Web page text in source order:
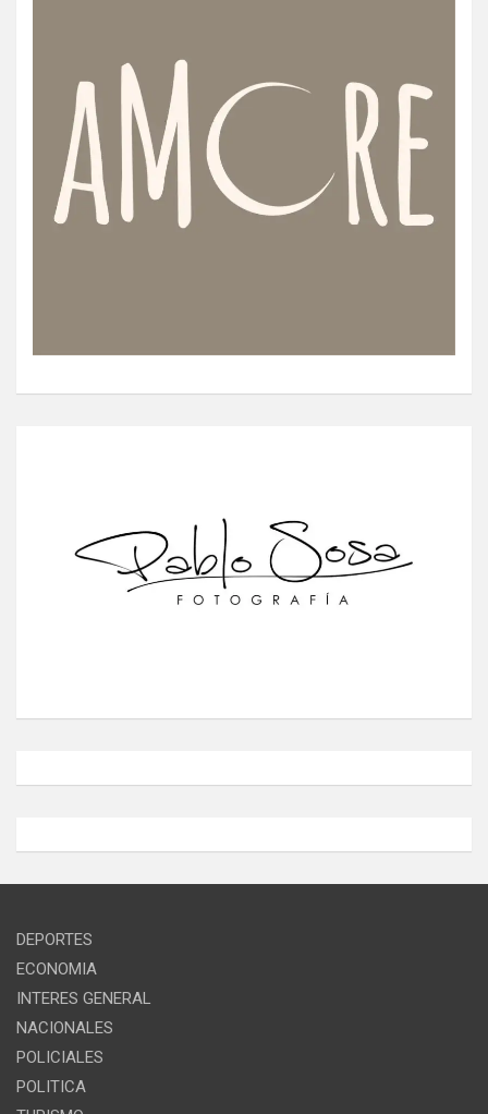
DEPORTES
ECONOMIA
INTERES GENERAL
NACIONALES
POLICIALES
POLITICA